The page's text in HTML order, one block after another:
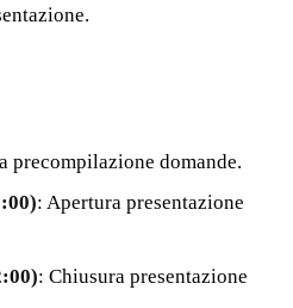
precompilazione domande.
: Apertura presentazione
: Chiusura presentazione